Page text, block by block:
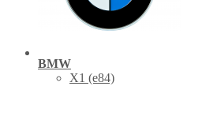
BMW
X1 (е84)